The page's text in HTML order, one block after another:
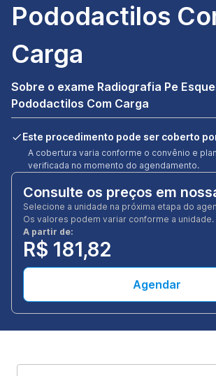
Pododactilos
Carga
Sobre o exame Radiografia Pe
Pododactilos Com Carga
Este procedimento pode ser coberto
A cobertura varia conforme o convênio e
verificada no momento do agendamento.
Consulte os preços em
Selecione a unidade na próxima etapa do
Os valores podem variar conforme a unidade.
A partir de:
R$ 181,82
Agendar